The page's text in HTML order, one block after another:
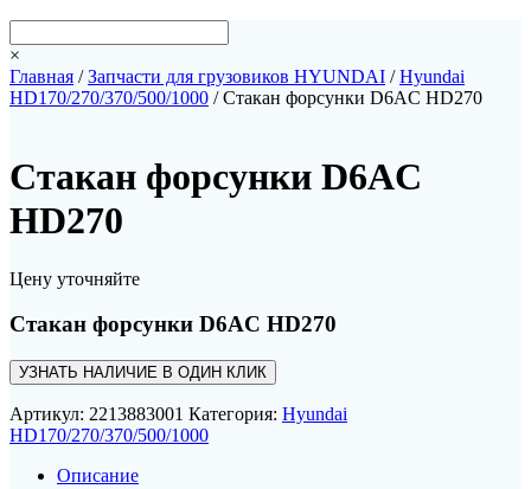
×
Главная /Запчасти для грузовиков HYUNDAI /Hyundai
HD170/270/370/500/1000 / Стакан форсунки D6AC HD270
Стакан форсунки D6AC
HD270
Цену уточняйте
Стакан форсунки D6AC HD270
УЗНАТЬ НАЛИЧИЕ В ОДИН КЛИК
Артикул: 2213883001 Категория: Hyundai
HD170/270/370/500/1000
Описание